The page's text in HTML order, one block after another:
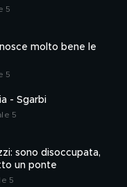
5
molto bene le
5
- Sgarbi
5
sono disoccupata,
un ponte
5